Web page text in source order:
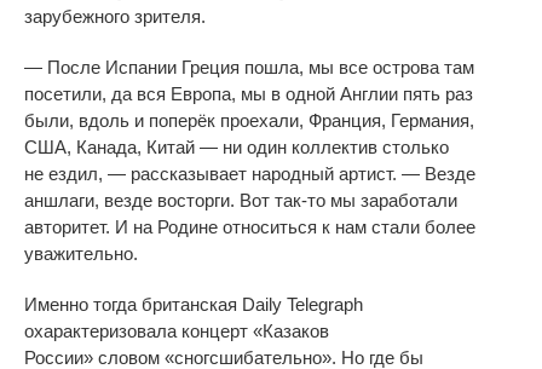
зарубежного зрителя.
— После Испании Греция пошла, мы все острова там
посетили, да вся Европа, мы в одной Англии пять раз
были, вдоль и поперёк проехали, Франция, Германия,
США, Канада, Китай — ни один коллектив столько
не ездил, — рассказывает народный артист. — Везде
аншлаги, везде восторги. Вот так-то мы заработали
авторитет. И на Родине относиться к нам стали более
уважительно.
Именно тогда британская Daily Telegraph
охарактеризовала концерт «Казаков
России» словом «сногсшибательно». Но где бы